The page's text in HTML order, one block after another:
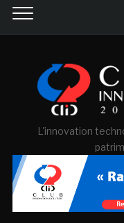
L'innovation